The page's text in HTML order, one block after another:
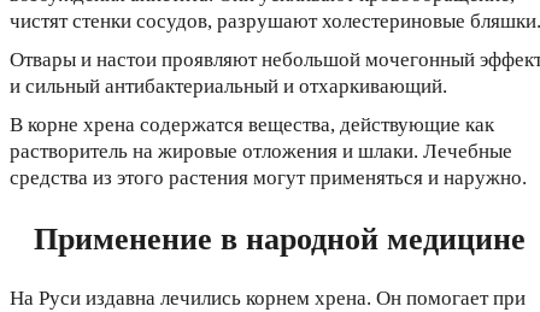
чистят стенки сосудов, разрушают холестериновые бляшки.
Отвары и настои проявляют небольшой мочегонный
и сильный антибактериальный и отхаркивающий.
В корне хрена содержатся вещества, действующие как
растворитель на жировые отложения и шлаки. Лечебные
средства из этого растения могут применяться и наружно.
Применение в народной медицине
На Руси издавна лечились корнем хрена. Он помогает при